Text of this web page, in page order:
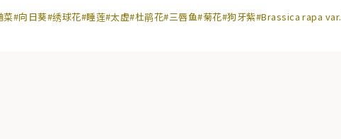
菜#向日葵#绣球花#睡莲#太虚#杜鹃花#三唇鱼#菊花#狗牙紫#Brassica rapa var.